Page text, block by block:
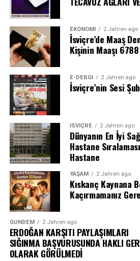
EKONOMI 2 Jahren ago
İsviçre’de Maaş
Kişinin Maaşı 6788
E-DERGI 2 Jahren ago
İsviçre’nin Sesi
İSVIÇRE 2 Jahren ago
Dünyanın En İyi
Hastane
Hastane
YAŞAM 2 Jahren ago
Kıskanç Kaynana
Kaçırmamanız
GÜNDEM 2 Jahren ago
ERDOĞAN KARŞITI PAYLAŞIMLARI
SIĞINMA BAŞVURUSUNDA HAKLI
OLARAK GÖRÜLMEDİ